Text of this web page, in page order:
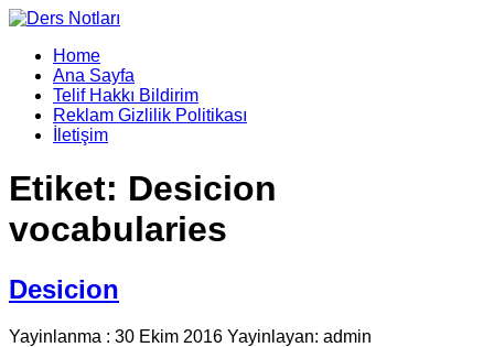
Home
Ana Sayfa
Telif Hakkı Bildirim
Reklam Gizlilik Politikası
İletişim
Etiket: Desicion
vocabularies
Desicion
Yayinlanma : 30 Ekim 2016 Yayinlayan: admin